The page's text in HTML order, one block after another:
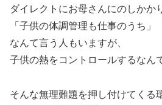
ダイレクトにお母さんにのしかか
「子供の体調管理も仕事のうち」
なんて言う人もいますが、
子供の熱をコントロールするなん
そんな無理難題を押し付けてくる